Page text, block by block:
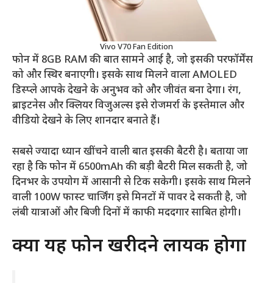
Vivo V70 Fan Edition
फोन में 8GB RAM की बात सामने आई है, जो इसकी परफॉर्मेंस
को और स्थिर बनाएगी। इसके साथ मिलने वाला AMOLED
डिस्प्ले आपके देखने के अनुभव को और जीवंत बना देगा। रंग,
ब्राइटनेस और क्लियर विजुअल्स इसे रोजमर्रा के इस्तेमाल और
वीडियो देखने के लिए शानदार बनाते हैं।
सबसे ज्यादा ध्यान खींचने वाली बात इसकी बैटरी है। बताया जा
रहा है कि फोन में 6500mAh की बड़ी बैटरी मिल सकती है, जो
दिनभर के उपयोग में आसानी से टिक सकेगी। इसके साथ मिलने
वाली 100W फास्ट चार्जिंग इसे मिनटों में पावर दे सकती है, जो
लंबी यात्राओं और बिजी दिनों में काफी मददगार साबित होगी।
क्या यह फोन खरीदने लायक होगा